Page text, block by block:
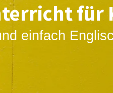
für
einfach